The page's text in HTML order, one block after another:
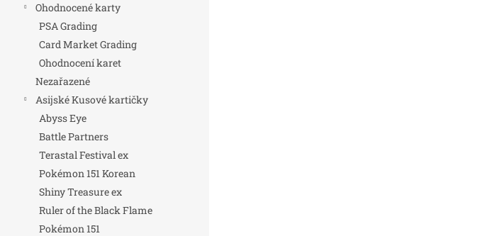
Ohodnocené karty
PSA Grading
Card Market Grading
Ohodnocení karet
Nezařazené
Asijské Kusové kartičky
Abyss Eye
Battle Partners
Terastal Festival ex
Pokémon 151 Korean
Shiny Treasure ex
Ruler of the Black Flame
Pokémon 151